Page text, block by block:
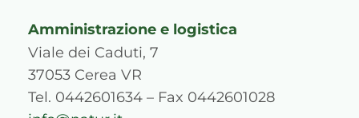
Amministrazione e logistica
Viale dei Caduti, 7
37053 Cerea VR
Tel. 0442601634 – Fax 0442601028